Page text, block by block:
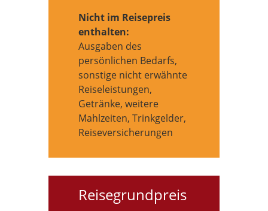
Nicht im Reisepreis
enthalten:
Ausgaben des
persönlichen Bedarfs,
sonstige nicht erwähnte
Reiseleistungen,
Getränke, weitere
Mahlzeiten, Trinkgelder,
Reiseversicherungen
Reisegrundpreis